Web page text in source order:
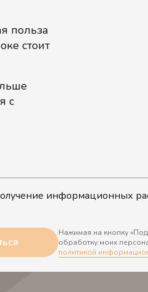
польза
стоит
с
информационных
Нажимая на кнопку
обработку моих
политикой